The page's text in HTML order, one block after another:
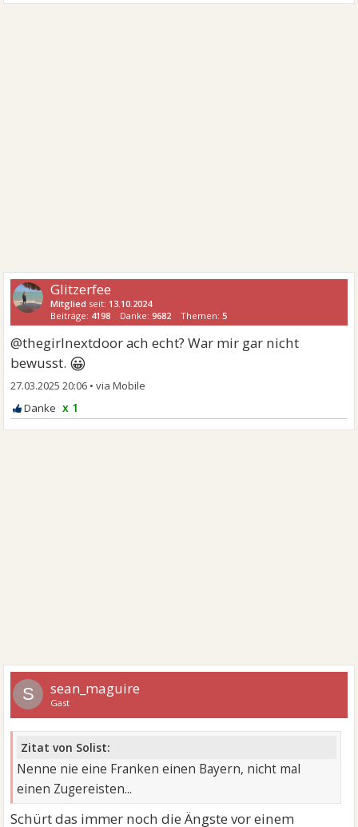
Glitzerfee
Mitglied seit: 13.10.2024
Beiträge: 4198 Danke:9682 Themen:5
@thegirlnextdoor ach echt? War mir gar nicht
bewusst. 😀
27.03.2025 20:06 •
x 1
S sean_maguire
Gast
Zitat von Solist:
Nenne nie eine Franken einen Bayern, nicht mal
einen Zugereisten...
Schürt das immer noch die Ängste vor einem